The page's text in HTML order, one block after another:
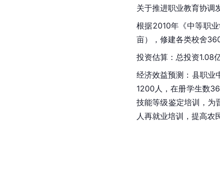
关于推进职业教育协调
根据2010年《中等职
亩），修建各类校舍
投资估算：总投资1.08
经济效益预测：县职业
1200人，在册学生数
技能等级鉴定培训，为
人再就业培训，提高农